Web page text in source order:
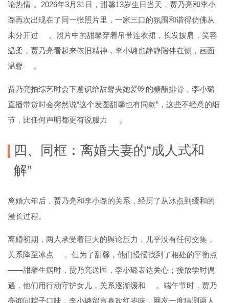
论热情 。2026年3月31日，甜馨13岁生日当天，贾乃亮和李小
璐再次出现在了同一张照片里，一家三口的氛围和谐得仿佛从
未分开过
。照片中的甜馨穿着吊带连衣裙，长发披肩，笑容
温柔，贾乃亮看起来依旧精神，李小璐也静静陪伴在侧，画面
温馨
。
贾乃亮拍综艺时会下意识给甜馨夹她爱吃的糖醋排骨，李小璐
直播带货时会突然说“这个发圈甜馨也有同款”，这些不经意的细
节，比任何声明都更有说服力
。
四、同框：离婚夫妻的“成人式和
解”
离婚六年后，贾乃亮和李小璐的关系，经历了从冰点到缓和的
漫长过程。
离婚初期，两人承受着巨大的舆论压力，几乎没有任何交集，
关系降至冰点
。但为了甜馨，他们慢慢找到了相处的平衡点
——甜馨生病时，贾乃亮送医，李小璐表达关心；接放学时偶
遇，他们用行动守护女儿，关系逐渐缓和
。端午节时，贾乃
亮询问粽子口味，李小璐留言喜欢红枣味，网友一度猜测两人